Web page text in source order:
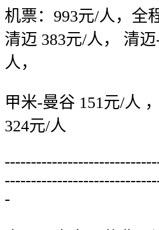
机票：993元/人，全
清迈 383元/人， 清
人，
甲米-曼谷 151元/人
324元/人
-